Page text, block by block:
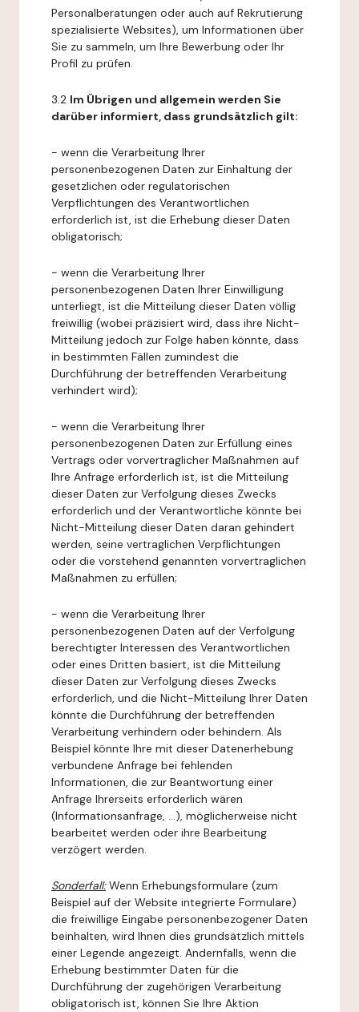
Personalberatungen oder auch auf Rekrutierung
spezialisierte Websites), um Informationen über
Sie zu sammeln, um Ihre Bewerbung oder Ihr
Profil zu prüfen.
3.2 Im Übrigen und allgemein werden Sie
darüber informiert, dass grundsätzlich gilt:
- wenn die Verarbeitung Ihrer
personenbezogenen Daten zur Einhaltung der
gesetzlichen oder regulatorischen
Verpflichtungen des Verantwortlichen
erforderlich ist, ist die Erhebung dieser Daten
obligatorisch;
- wenn die Verarbeitung Ihrer
personenbezogenen Daten Ihrer Einwilligung
unterliegt, ist die Mitteilung dieser Daten völlig
freiwillig (wobei präzisiert wird, dass ihre Nicht-
Mitteilung jedoch zur Folge haben könnte, dass
in bestimmten Fällen zumindest die
Durchführung der betreffenden Verarbeitung
verhindert wird);
- wenn die Verarbeitung Ihrer
personenbezogenen Daten zur Erfüllung eines
Vertrags oder vorvertraglicher Maßnahmen auf
Ihre Anfrage erforderlich ist, ist die Mitteilung
dieser Daten zur Verfolgung dieses Zwecks
erforderlich und der Verantwortliche könnte bei
Nicht-Mitteilung dieser Daten daran gehindert
werden, seine vertraglichen Verpflichtungen
oder die vorstehend genannten vorvertraglichen
Maßnahmen zu erfüllen;
- wenn die Verarbeitung Ihrer
personenbezogenen Daten auf der Verfolgung
berechtigter Interessen des Verantwortlichen
oder eines Dritten basiert, ist die Mitteilung
dieser Daten zur Verfolgung dieses Zwecks
erforderlich, und die Nicht-Mitteilung Ihrer Daten
könnte die Durchführung der betreffenden
Verarbeitung verhindern oder behindern. Als
Beispiel könnte Ihre mit dieser Datenerhebung
verbundene Anfrage bei fehlenden
Informationen, die zur Beantwortung einer
Anfrage Ihrerseits erforderlich wären
(Informationsanfrage, ...), möglicherweise nicht
bearbeitet werden oder ihre Bearbeitung
verzögert werden.
Sonderfall:Wenn Erhebungsformulare (zum
Beispiel auf der Website integrierte Formulare)
die freiwillige Eingabe personenbezogener Daten
beinhalten, wird Ihnen dies grundsätzlich mittels
einer Legende angezeigt. Andernfalls, wenn die
Erhebung bestimmter Daten für die
Durchführung der zugehörigen Verarbeitung
obligatorisch ist, können Sie Ihre Aktion